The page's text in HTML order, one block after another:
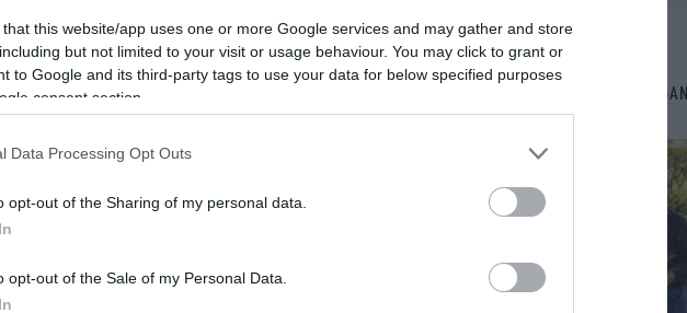
that this website/app uses one or more Google services and may gather and store
but not limited to your visit or usage behaviour. You may click to grant or
to Google and its third-party tags to use your data for below specified purposes
consent section.
Data Processing Opt Outs
opt-out of the Sharing of my personal data.
opt-out of the Sale of my Personal Data.
minden nap!
ha rendszeres sétát iktatunk be az életünkbe.
a kültéri mozgás eredménye.
friss tavaszi finomságokkal!
friss zöldségek, gyümölcsök: spárga, gomba, retek,
Napi 7-10 adag zöldség-gyümölcs segít csökkenteni a
NÉPI NAPTÁR NYOMÁBAN